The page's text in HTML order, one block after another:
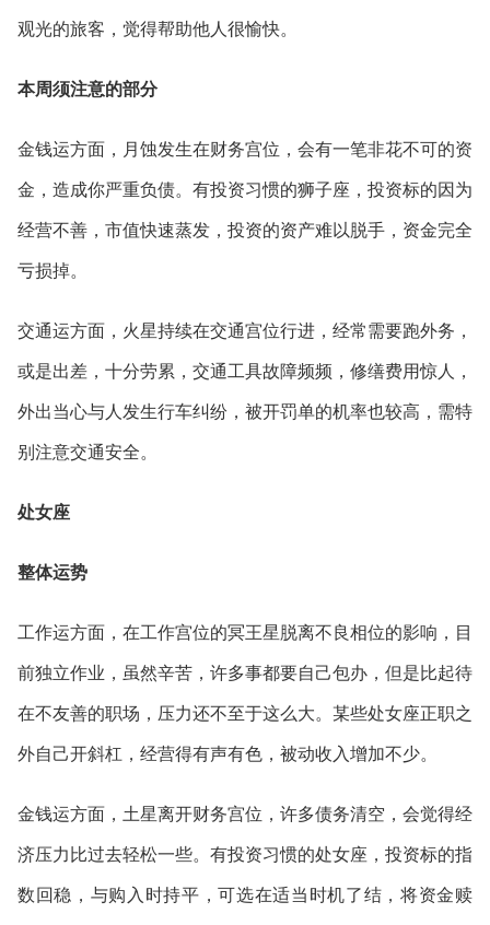
观光的旅客，觉得帮助他人很愉快。
本周须注意的部分
金钱运方面，月蚀发生在财务宫位，会有一笔非花不可的资
金，造成你严重负债。有投资习惯的狮子座，投资标的因为
经营不善，市值快速蒸发，投资的资产难以脱手，资金完全
亏损掉。
交通运方面，火星持续在交通宫位行进，经常需要跑外务，
或是出差，十分劳累，交通工具故障频频，修缮费用惊人，
外出当心与人发生行车纠纷，被开罚单的机率也较高，需特
别注意交通安全。
处女座
整体运势
工作运方面，在工作宫位的冥王星脱离不良相位的影响，目
前独立作业，虽然辛苦，许多事都要自己包办，但是比起待
在不友善的职场，压力还不至于这么大。某些处女座正职之
外自己开斜杠，经营得有声有色，被动收入增加不少。
金钱运方面，土星离开财务宫位，许多债务清空，会觉得经
济压力比过去轻松一些。有投资习惯的处女座，投资标的指
数回稳，与购入时持平，可选在适当时机了结，将资金赎